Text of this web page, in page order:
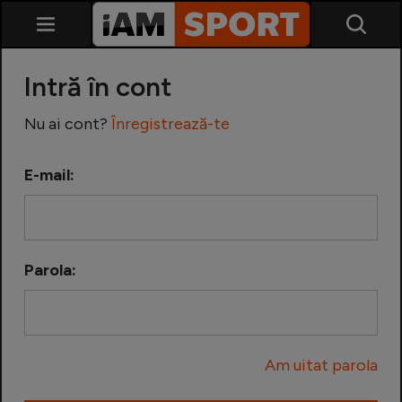
Echipa Națională
Intră în cont
Nu ai cont? Înregistrează-te
E-mail:
Parola:
Am uitat parola